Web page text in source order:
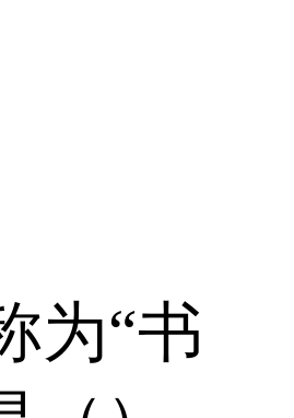
为“书